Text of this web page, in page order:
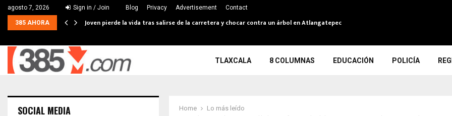
agosto 7, 2026 Sign in / Join Blog Privacy Advertisement Contact
385 AHORA Joven pierde la vida tras salirse de la carretera y chocar contra un árbol en Atlangatepec
TLAXCALA 8 COLUMNAS EDUCACIÓN POLICÍA
Home
Lo más leído
SOCIAL MEDIA